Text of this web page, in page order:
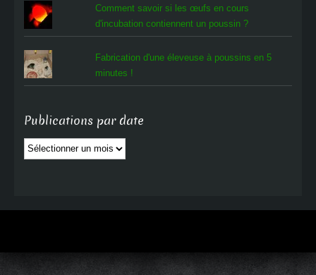
Comment savoir si les œufs en cours
d'incubation contiennent un poussin ?
Fabrication d'une éleveuse à poussins en 5
minutes !
Publications par date
Publications
par